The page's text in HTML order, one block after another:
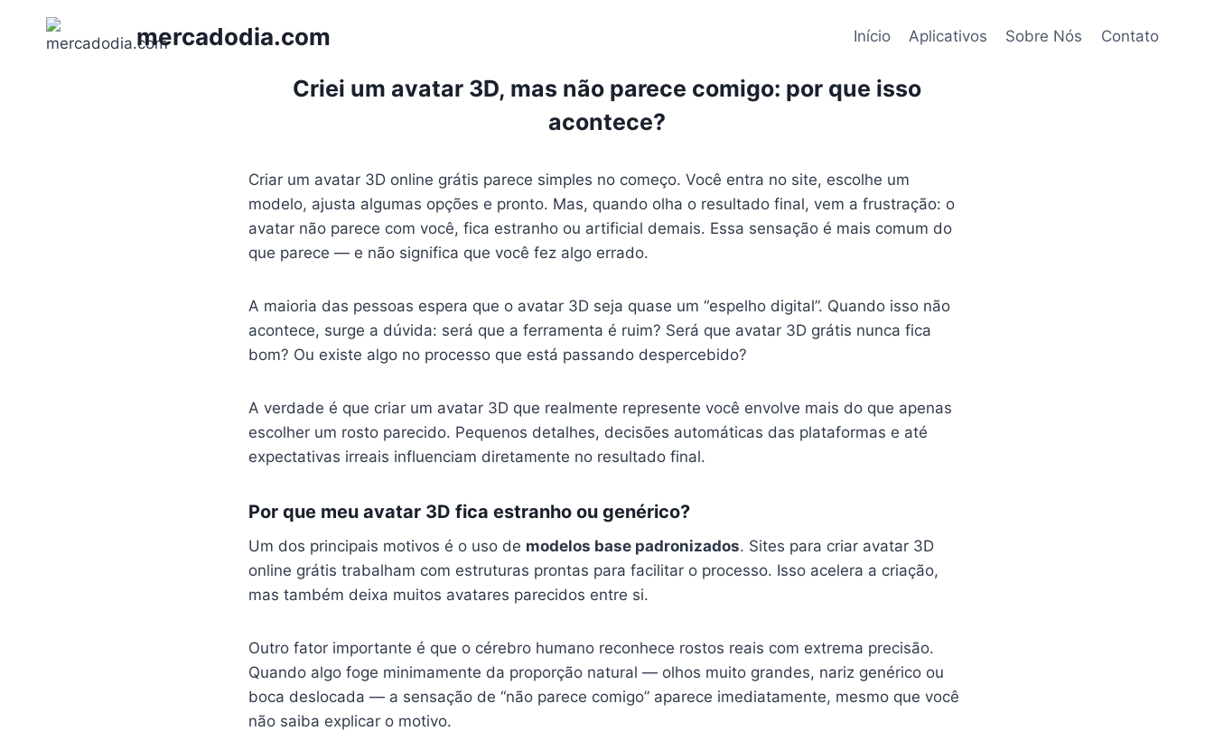
mercadodia.com Início Aplicativos Sobre Nós Contato
Criei um avatar 3D, mas não parece comigo: por que isso
acontece?
Criar um avatar 3D online grátis parece simples no começo. Você entra no site, escolhe um
modelo, ajusta algumas opções e pronto. Mas, quando olha o resultado final, vem a frustração: o
avatar não parece com você, fica estranho ou artificial demais. Essa sensação é mais comum do
que parece — e não significa que você fez algo errado.
A maioria das pessoas espera que o avatar 3D seja quase um “espelho digital”. Quando isso não
acontece, surge a dúvida: será que a ferramenta é ruim? Será que avatar 3D grátis nunca fica
bom? Ou existe algo no processo que está passando despercebido?
A verdade é que criar um avatar 3D que realmente represente você envolve mais do que apenas
escolher um rosto parecido. Pequenos detalhes, decisões automáticas das plataformas e até
expectativas irreais influenciam diretamente no resultado final.
Por que meu avatar 3D fica estranho ou genérico?
Um dos principais motivos é o uso de modelos base padronizados. Sites para criar avatar 3D
online grátis trabalham com estruturas prontas para facilitar o processo. Isso acelera a criação,
mas também deixa muitos avatares parecidos entre si.
Outro fator importante é que o cérebro humano reconhece rostos reais com extrema precisão.
Quando algo foge minimamente da proporção natural — olhos muito grandes, nariz genérico ou
boca deslocada — a sensação de “não parece comigo” aparece imediatamente, mesmo que você
não saiba explicar o motivo.